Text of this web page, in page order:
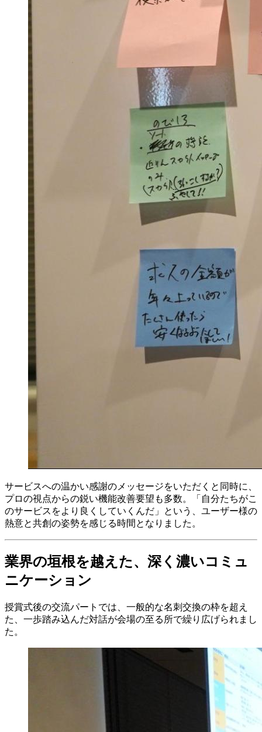
サービスへの温かい感謝のメッセージをいただくと同時に、
プロの視点からの鋭い機能改善要望も多数。「自分たちがこ
のサービスをより良くしていくんだ」という、ユーザー様の
熱意と共創の姿勢を感じる時間となりました。
業界の垣根を越えた、深く濃いコミュ
ニケーション
授賞式後の交流パートでは、一般的な名刺交換の枠を超え
た、一歩踏み込んだ対話が会場の至る所で繰り広げられまし
た。